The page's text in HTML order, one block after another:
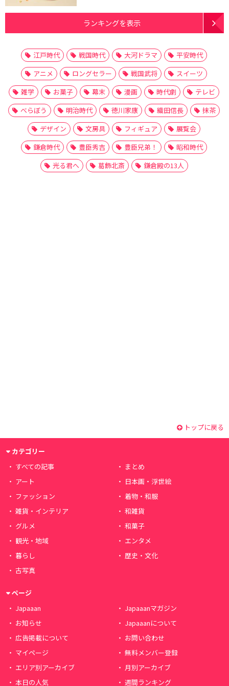
ランキングを表示
江戸時代 戦国時代 大河ドラマ
平安時代
アニメ
ロングセラー 戦国武将
スイーツ
雑学
お菓子 幕末 漫画 時代劇
テレビ
べらぼう
明治時代 徳川家康 織田信長
抹茶
デザイン
文房具 フィギュア
展覧会
鎌倉時代
豊臣秀吉 豊臣兄弟！
昭和時代
光る君へ
葛飾北斎 鎌倉殿の13人
トップに戻る
カテゴリー
すべての記事
まとめ
アート
日本画・浮世絵
ファッション
着物・和服
雑貨・インテリア
和雑貨
グルメ
和菓子
観光・地域
エンタメ
暮らし
歴史・文化
古写真
ページ
Japaaan
Japaaanマガジン
お知らせ
Japaaanについて
広告掲載について
お問い合わせ
マイページ
無料メンバー登録
エリア別アーカイブ
月別アーカイブ
本日の人気
週間ランキング